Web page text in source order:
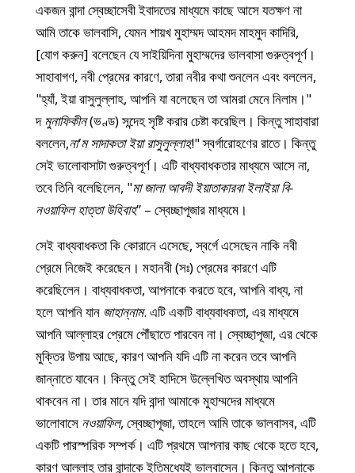
একজন বান্দা স্বেচ্ছাসেবী ইবাদতের মাধ্যমে কাছে আসে যতক্ষণ না
আমি তাকে ভালবাসি, যেমন শায়খ মুহাম্মদ আহমদ মাহমুদ কাদিরি,
[যোগ করুন] বলেছেন যে সাইয়িদিনা মুহাম্মদের ভালবাসা গুরুত্বপূর্ণ।
সাহাবাগণ, নবী প্রেমের কারণে, তারা নবীর কথা শুনলেন এবং বললেন,
"হ্যাঁ, ইয়া রাসুলুল্লাহ, আপনি যা বলেছেন তা আমরা মেনে নিলাম।"
দ মুনাফিকীন(ভণ্ড) সন্দেহ সৃষ্টি করার চেষ্টা করেছিল। কিন্তু সাহাবারা
বললেন,না'ম সাদাকতা ইয়া রাসুলুল্লাহ!" স্বর্গারোহণের রাতে। কিন্তু
সেই ভালোবাসাটা গুরুত্বপূর্ণ। এটি বাধ্যবাধকতার মাধ্যমে আসে না,
তবে তিনি বলেছিলেন, "মা জালা আবদী ইয়াতাকারবা ইলাইয়া বি-
নওয়াফিল হাত্তা উহিবাহ” – স্বেচ্ছাপূজার মাধ্যমে।
সেই বাধ্যবাধকতা কি কোরানে এসেছে, স্বর্গে এসেছেন নাকি নবী
প্রেমে নিজেই করেছেন। মহানবী (সঃ) প্রেমের কারণে এটি
করেছিলেন। বাধ্যবাধকতা, আপনাকে করতে হবে, আপনি বাধ্য, না
হলে আপনি যান জাহান্নাম. এটি একটি বাধ্যবাধকতা, এর মাধ্যমে
আপনি আল্লাহর প্রেমে পৌঁছাতে পারবেন না। স্বেচ্ছাপূজা, এর থেকে
মুক্তির উপায় আছে, কারণ আপনি যদি এটি না করেন তবে আপনি
জান্নাতে যাবেন। কিন্তু সেই হাদিসে উল্লেখিত অবস্থায় আপনি
থাকবেন না। তার মানে যদি বান্দা আমাকে মুহাম্মদের মাধ্যমে
ভালোবাসে নওয়াফিল, স্বেচ্ছাপূজা, তাহলে আমি তাকে ভালবাসব, এটি
একটি পারস্পরিক সম্পর্ক। এটি প্রথমে আপনার কাছ থেকে হতে হবে,
কারণ আল্লাহ তার বান্দাকে ইতিমধ্যেই ভালবাসেন। কিন্তু আপনাকে